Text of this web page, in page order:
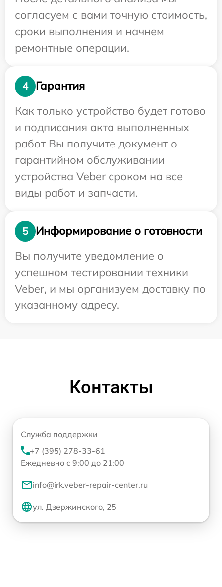
согласуем с вами точную стоимость,
сроки выполнения и начнем
ремонтные операции.
4
Гарантия
Как только устройство будет готово
и подписания акта выполненных
работ Вы получите документ о
гарантийном обслуживании
устройства Veber сроком на все
виды работ и запчасти.
5
Информирование о готовности
Вы получите уведомление о
успешном тестировании техники
Veber, и мы организуем доставку по
указанному адресу.
Контакты
Служба поддержки
+7 (395) 278-33-61
Ежедневно с 9:00 до 21:00
info@irk.veber-repair-center.ru
ул. Дзержинского, 25